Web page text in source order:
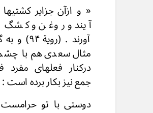
« و ازآن جزایر
آیند و روغن و
آورند . (رویة
مثال سعدی هم با
درکنار فعلهای مفرد
جمع نیز بکار برده است :
دوستی با تو